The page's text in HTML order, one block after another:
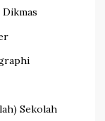
Dikmas
Sekolah